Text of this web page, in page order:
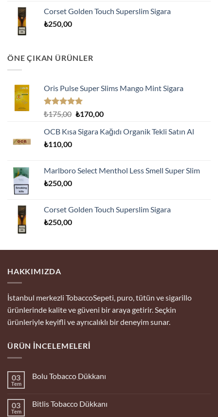
Corset Golden Touch Superslim Sigara
₺250,00
ÖNE ÇIKAN ÜRÜNLER
Oris Pulse Super Slims Mango Mint Sigara
5 üzerinden
oy
aldı
₺175,00 Orijinal
₺175,00.
₺170,00Şu
fiyat:
OCB Kısa Sigara Kağıdı Organik Tekli Satın Al
₺110,00
Marlboro Select Menthol Less Smell Super Slim
₺250,00
Corset Golden Touch Superslim Sigara
₺250,00
HAKKIMIZDA
İstanbul merkezli TobaccoSepeti, puro, tütün ve sigarillo
ürünlerinde kalite ve güveni bir araya getirir. Seçkin
ürünleriyle keyifli ve ayrıcalıklı bir deneyim sunar.
ÜRÜN İNCELEMELERI
03
Tem
Bolu Tobacco Dükkanı
Tobacco
03
Tem
Bitlis Tobacco Dükkanı